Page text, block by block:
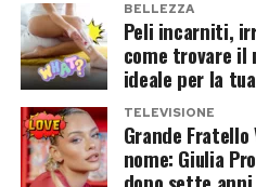
di pensare per ottenere
Le sue dichiarazioni
pubblico e generato
l’attore ha sempre
esprimere liberamente le
BELLEZZA
Peli incarniti,
come trovare il
ideale per la
TELEVISIONE
Grande
nome: Giulia